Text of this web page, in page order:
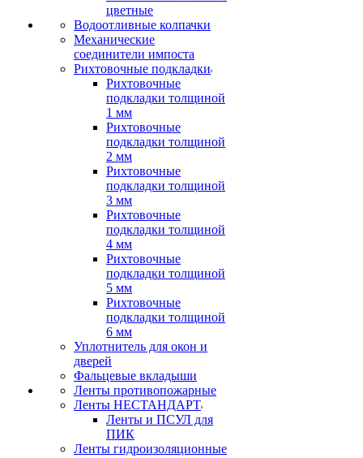
цветные
Водоотливные колпачки
Механические
соединители импоста
Рихтовочные подкладки
Рихтовочные
подкладки толщиной
1 мм
Рихтовочные
подкладки толщиной
2 мм
Рихтовочные
подкладки толщиной
3 мм
Рихтовочные
подкладки толщиной
4 мм
Рихтовочные
подкладки толщиной
5 мм
Рихтовочные
подкладки толщиной
6 мм
Уплотнитель для окон и
дверей
Фальцевые вкладыши
Ленты противопожарные
Ленты НЕСТАНДАРТ
Ленты и ПСУЛ для
ПИК
Ленты гидроизоляционные